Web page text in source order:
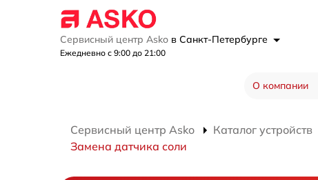
Сервисный центр Asko в Санкт-Петербурге
Ежедневно с 9:00 до 21:00
О компании
Сервисный центр Asko Каталог устройств
Замена датчика соли